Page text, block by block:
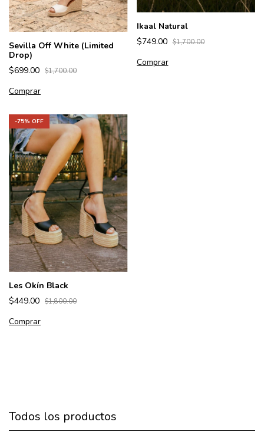
Sevilla Off White (Limited
Drop)
$699.00 $1,700.00
Comprar
Ikaal Natural
$749.00 $1,700.00
Comprar
-75% OFF
Les Okín Black
$449.00 $1,800.00
Comprar
Todos los productos